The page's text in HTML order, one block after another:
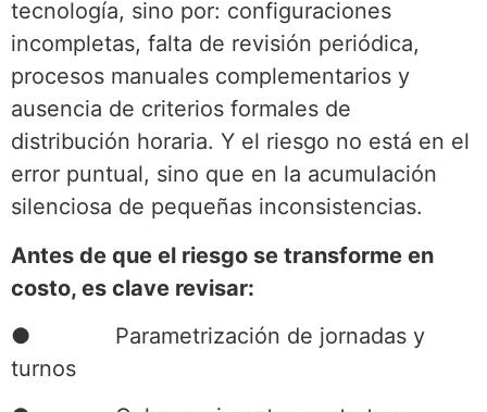
tecnología, sino por: configuraciones
incompletas, falta de revisión periódica,
procesos manuales complementarios y
ausencia de criterios formales de
distribución horaria. Y el riesgo no está en el
error puntual, sino que en la acumulación
silenciosa de pequeñas inconsistencias.
Antes de que el riesgo se transforme en
costo, es clave revisar:
● Parametrización de jornadas y
turnos